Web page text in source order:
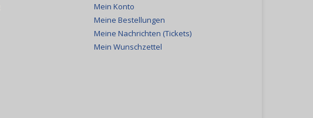
Mein Konto
Meine Bestellungen
Meine Nachrichten (Tickets)
Mein Wunschzettel